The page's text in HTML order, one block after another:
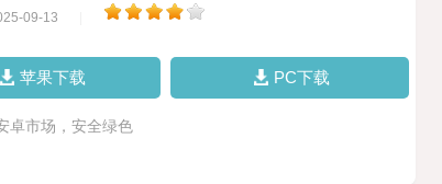
09-13
苹果下载 PC下载
卓市场，安全绿色